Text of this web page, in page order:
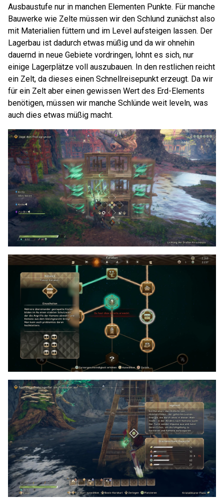
Ausbaustufe nur in manchen Elementen Punkte. Für manche
Bauwerke wie Zelte müssen wir den Schlund zunächst also
mit Materialien füttern und im Level aufsteigen lassen. Der
Lagerbau ist dadurch etwas müßig und da wir ohnehin
dauernd in neue Gebiete vordringen, lohnt es sich, nur
einige Lagerplätze voll auszubauen. In den restlichen reicht
ein Zelt, da dieses einen Schnellreisepunkt erzeugt. Da wir
für ein Zelt aber einen gewissen Wert des Erd-Elements
benötigen, müssen wir manche Schlünde weit leveln, was
auch dies etwas müßig macht.